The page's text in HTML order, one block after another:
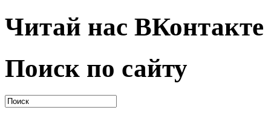
Читай нас ВКонтакте
Поиск по сайту